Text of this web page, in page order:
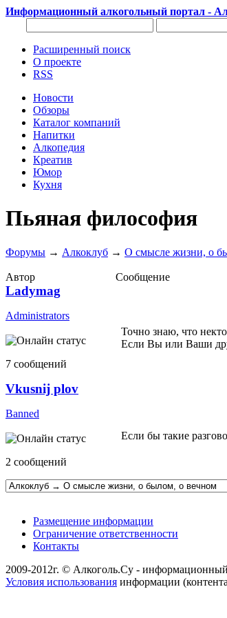
Информационный алкогольный портал -
Расширенный поиск
О проекте
RSS
Новости
Обзоры
Каталог компаний
Напитки
Алкопедия
Креатив
Юмор
Кухня
Пьяная философия
Форумы → Алкоклуб → О смысле жизни, о
Автор Сообщение
Ladymag
Administrators
7 сообщений
Точно знаю, что
Если Вы или Ваши
Vkusnij plov
Banned
2 сообщений
Если бы такие
Размещение информации
Ограничение ответственности
Контакты
2009-2012г. © Алкоголь.Су -
Условия использования информации